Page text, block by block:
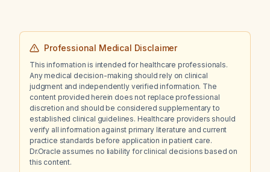
Professional Medical Disclaimer
This information is intended for healthcare professionals.
Any medical decision-making should rely on clinical
judgment and independently verified information. The
content provided herein does not replace professional
discretion and should be considered supplementary to
established clinical guidelines. Healthcare providers should
verify all information against primary literature and current
practice standards before application in patient care.
Dr.Oracle assumes no liability for clinical decisions based on
this content.